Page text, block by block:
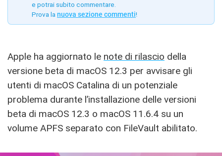
e potrai subito commentare.
Prova la nuova sezione commenti!
Apple ha aggiornato le note di rilascio della
versione beta di macOS 12.3 per avvisare gli
utenti di macOS Catalina di un potenziale
problema durante l’installazione delle versioni
beta di macOS 12.3 o macOS 11.6.4 su un
volume APFS separato con FileVault abilitato.